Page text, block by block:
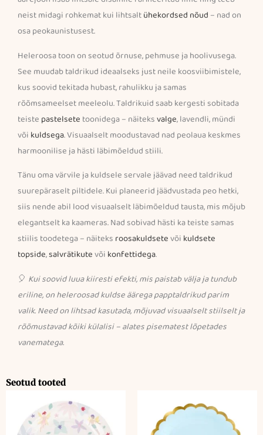
neist midagi rohkemat kui lihtsaltühekordsed nõud – nad on
osa peokaunistusest.
Heleroosa toon on seotud õrnuse, pehmuse ja hoolivusega.
See muudab taldrikud ideaalseks just neile koosviibimistele,
kus soovid tekitada hubast, rahulikku ja samas
rõõmsameelset meeleolu. Taldrikuid saab kergesti sobitada
teiste pastelsete toonidega – näiteksvalge, lavendli, mündi
või kuldsega. Visuaalselt moodustavad nad peolaua keskmes
harmoonilise ja hästi läbimõeldud stiili.
Tänu oma värvile ja kuldsele servale jäävad need taldrikud
suurepäraselt piltidele. Kui planeerid jäädvustada peo hetki,
siis nende abil lood visuaalselt läbimõeldud tausta, mis mõjub
elegantselt ka kaameras. Nad sobivad hästi ka teiste samas
stiilis toodetega – näiteks roosakuldsetevõi kuldsete
topside,salvrätikutevõi konfettidega.
🎈 Kui soovid luua kiiresti efekti, mis paistab välja ja tundub
eriline, on heleroosad kuldse äärega papptaldrikud parim
valik. Need on lihtsad kasutada, mõjuvad visuaalselt stiilselt ja
rõõmustavad kõiki külalisi – alates pisematest lõpetades
vanematega.
Seotud tooted